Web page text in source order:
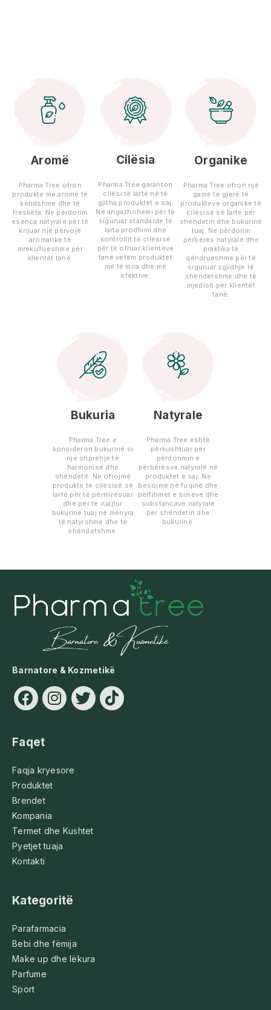
Aromë
Pharma Tree ofron
produkte me aromë të
këndshme dhe të
freskëta. Ne përdorim
esenca natyrale për të
krijuar një përvojë
aromatike të
mrekullueshme për
klientët tanë.
Cilësia
Pharma Tree garanton
cilësi të lartë në të
gjitha produktet e saj.
Ne angazhohemi për të
siguruar standarde të
larta prodhimi dhe
kontrollit të cilësisë
për të ofruar klientëve
tanë vetëm produktet
më të mira dhe më
efektive.
Organike
Pharma Tree ofron një
gamë të gjerë të
produkteve organike të
cilësisë së lartë për
shëndetin dhe bukurinë
tuaj. Ne përdorim
përbërës natyralë dhe
praktika të
qëndrueshme për të
siguruar zgjidhje të
shëndetshme dhe të
mjedisit për klientët
tanë.
Bukuria
Pharma Tree e
konsideron bukurinë si
një shprehje të
harmonisë dhe
shëndetit. Ne ofrojmë
produkte të cilësisë së
lartë për të përmirësuar
dhe për të ruajtur
bukurinë tuaj në mënyra
të natyrshme dhe të
shëndetshme.
Natyrale
Pharma Tree është
përkushtuar për
përdorimin e
përbërësve natyralë në
produktet e saj. Ne
besojmë në fuqinë dhe
përfitimet e bimëve dhe
substancave natyrale
për shëndetin dhe
bukurinë.
Barnatore & Kozmetikë
Faqet
Faqja kryesore
Produktet
Brendet
Kompania
Termet dhe Kushtet
Pyetjet tuaja
Kontakti
Kategoritë
Parafarmacia
Bebi dhe fëmija
Make up dhe lëkura
Parfume
Sport